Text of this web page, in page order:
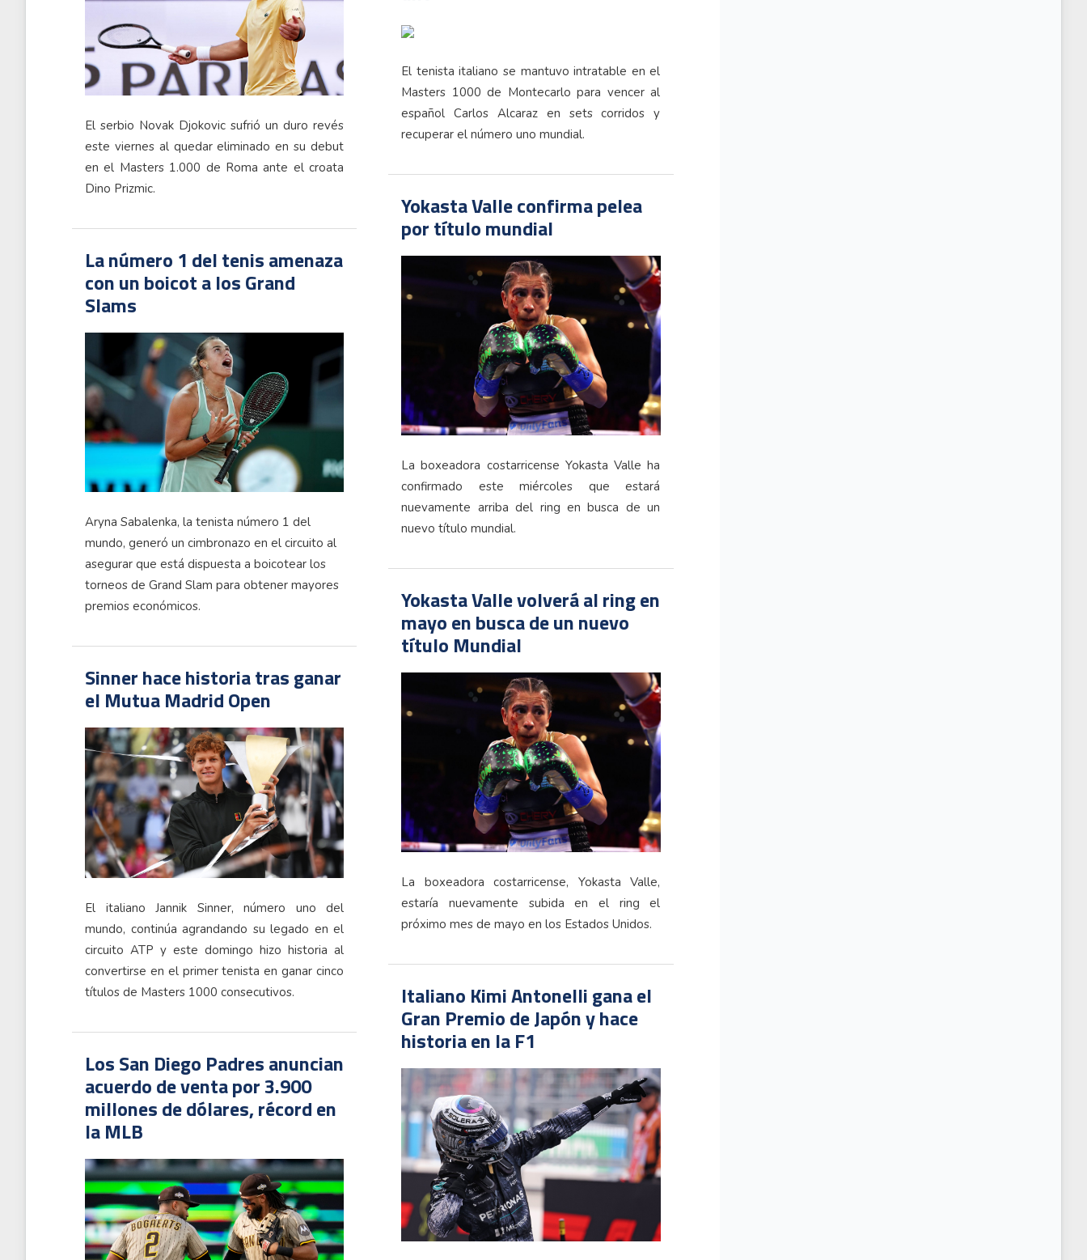
El serbio Novak Djokovic sufrió un duro revés
este viernes al quedar eliminado en su debut
en el Masters 1.000 de Roma ante el croata
Dino Prizmic.
La número 1 del tenis amenaza
con un boicot a los Grand
Slams
Aryna Sabalenka, la tenista número 1 del
mundo, generó un cimbronazo en el circuito al
asegurar que está dispuesta a boicotear los
torneos de Grand Slam para obtener mayores
premios económicos.
Sinner hace historia tras ganar
el Mutua Madrid Open
El italiano Jannik Sinner, número uno del
mundo, continúa agrandando su legado en el
circuito ATP y este domingo hizo historia al
convertirse en el primer tenista en ganar cinco
títulos de Masters 1000 consecutivos.
Los San Diego Padres anuncian
acuerdo de venta por 3.900
millones de dólares, récord en
la MLB
El tenista italiano se mantuvo intratable en el
Masters 1000 de Montecarlo para vencer al
español Carlos Alcaraz en sets corridos y
recuperar el número uno mundial.
Yokasta Valle confirma pelea
por título mundial
La boxeadora costarricense Yokasta Valle ha
confirmado este miércoles que estará
nuevamente arriba del ring en busca de un
nuevo título mundial.
Yokasta Valle volverá al ring en
mayo en busca de un nuevo
título Mundial
La boxeadora costarricense, Yokasta Valle,
estaría nuevamente subida en el ring el
próximo mes de mayo en los Estados Unidos.
Italiano Kimi Antonelli gana el
Gran Premio de Japón y hace
historia en la F1